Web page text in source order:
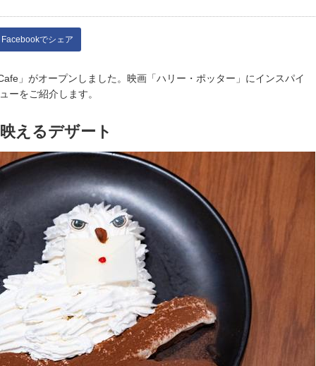
Facebookでシェア
」がオープンしました。映画「ハリー・ポッター」にインスパイ
ーをご紹介します。
えるデザート